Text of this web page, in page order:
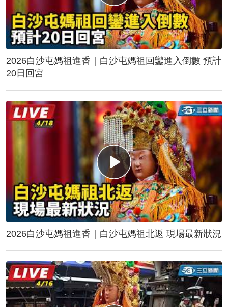
2026白沙屯媽祖進香｜白沙屯媽祖回鑾進入倒數 預計
20日回宮
2026白沙屯媽祖進香｜白沙屯媽祖北返 現場最新狀況